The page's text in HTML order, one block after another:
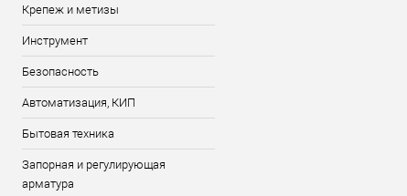
Крепеж и метизы
Инструмент
Безопасность
Автоматизация, КИП
Бытовая техника
Запорная и регулирующая
арматура